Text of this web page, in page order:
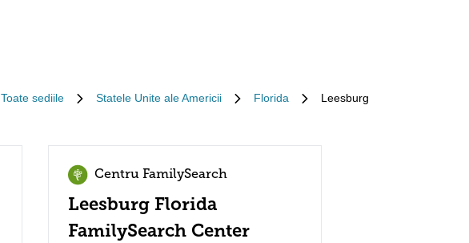
Toate sediile Statele Unite ale Americii Florida Leesburg
Centru FamilySearch
Leesburg Florida
FamilySearch Center